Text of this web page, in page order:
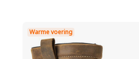
Warme voering